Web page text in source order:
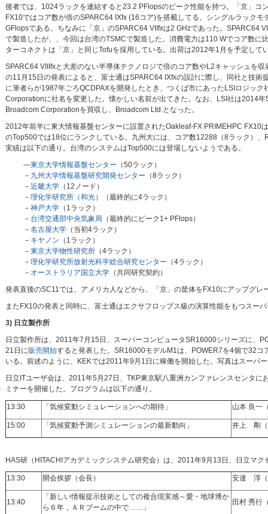
後者では、1024ラックを連結すると23.2 PFlopsのピーク性能を持つ。「京」
FX10ではコア数が倍のSPARC64 IXfx (16コア)を搭載してる。シングルラック
GFlopsである。ちなみに「京」のSPARC64 VIIfxは2 GHzであった。SPARC64
で製造したが、、今回は台湾のTSMCで製造した。消費電力は110 Wでコア数
ターコネクトは「京」と同じTofuを採用している。出荷は2012年1月を予定して
SPARC64 VIIIfxと大差のない半導体テクノロジで倍のコア数やL2キャッシュを
の11月15日の発表によると、富士通はSPARC64 IXfxの設計に際し、同社と技
に筆者らが1987年ごろQCDPAXを開発したとき、つくば市にあったLSIロジッ
Corporationに社名を変更した。懐かしい名前が出てきた。なお、LSI社は2014
Broadcom Corporationを買収し、Broadcom Ltd.となった。
2012年前半に東大情報基盤センターに設置されたOakleaf-FX PRIMEHPC
のTop500では18位にランクしている。九州大には、コア数12288（8ラック）
実績は以下の通り。台湾のシステムはTop500には登場しないようである。
―東京大学情報基盤センター （50ラック）
－ 九州大学情報基盤研究開発センター （8ラック）
－ 近畿大学（12ノード）
－ 理化学研究所（和光）
（最終的に4ラック）
－ 神戸大学（1ラック）
－ 台湾交通部中央気象局 （最終的にピーク1+ PFlops）
－ 名古屋大学（当初4ラック）
－ キヤノン （1ラック）
－ 東京大学物性研究所（4ラック）
－ 理化学研究所放射光科学総合研究センター （4ラック）
－ オーストラリア国立大学（共同研究契約）
発表直後のSC11では、アメリカ人などから、「京」の筐体をFX10にアップグ
またFX10の発表と同時に、富士通はエクサフロップス級の演算性能をもつスー
3) 日立製作所
日立製作所は、2011年7月15日、スーパーコンピュータSR16000シリーズに、
21日に販売開始すると発表した。SR16000モデルM1は、POWER7を4個で32
いる。前述のように、KEKでは2011年9月1日に稼働を開始した。写真はスーパ
日立ITユーザ会は、2011年5月27日、TKP東京駅八重洲カンファレンスセンタ
ミナーを開催した。プログラムは以下の通り。
13:30 「気候変動シミュレーションへの期待」 山本 良一
15:00 「気候変動予測シミュレーションの最新動向」 井上 剛（
HAS研（HITACHIアカデミックシステム研究会）は、2011年9月13日、日立マク
13:30 開会挨拶（会長） 安達 淳（
13:40
「新しい情報提示技術としての複合現実感～愛・地球博か
ら６年，ＡＲブームの中で……」
田村 秀行